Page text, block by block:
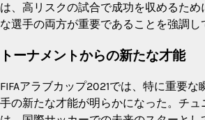
は、高リスクの試合で成功を収めるた
な選手の両方が重要であることを強調し
トーナメントからの新たな才能
FIFAアラブカップ2021では、特に重要
手の新たな才能が明らかになった。チュ